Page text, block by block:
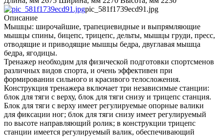
pic_581f1739ecd91.jpg
Описание
Мышцы: широчайшие, трапециевидные и выпрямляющие
мышцы спины, бицепс, трицепс, дельты, мышцы груди, пресс,
отводящие и приводящие мышцы бедра, двуглавая мышца
бедра, ягодицы.
Тренажер необходим для физической подготовки спортсменов
различных видов спорта, и очень эффективен при
формировании сильного и красивого телосложения.
Конструкция тренажера включает три независимые станции:
блок для тяги с верху, блок для тяги снизу и трицепс станция.
Блок для тяги с верху имеет регулируемые опорные валики
для фиксации ног; блок для тяги снизу имеет регулируемый
по высоте направляющий ролик; в конструкции трицепс
станции имеется регулируемый валик, обеспечивающий